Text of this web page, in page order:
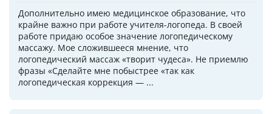
Дополнительно имею медицинское образование, что
крайне важно при работе учителя-логопеда. В своей
работе придаю особое значение логопедическому
массажу. Мое сложившееся мнение, что
логопедический массаж «творит чудеса». Не приемлю
фразы «Сделайте мне побыстрее «так как
логопедическая коррекция — ...